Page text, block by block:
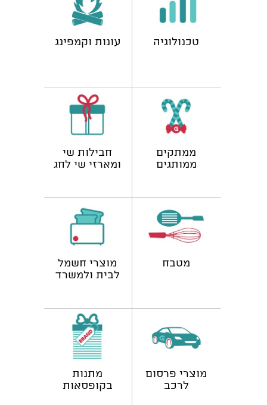
טכנולוגיה עונות וקמפינג
ממתקים
ממותגים
חבילות שי
ומארזי שי לחג
מטבח
מוצרי חשמל
לבית ולמשרד
מוצרי פרסום
לרכב
מתנות
בקופסאות